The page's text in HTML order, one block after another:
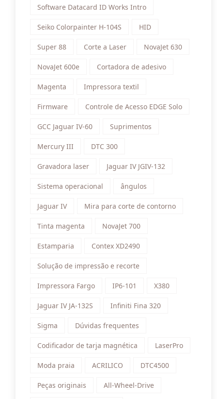
Software Datacard ID Works Intro
Seiko Colorpainter H-104S HID
Super 88 Corte a Laser NovaJet 630
NovaJet 600e Cortadora de adesivo
Magenta Impressora textil
Firmware Controle de Acesso EDGE Solo
GCC Jaguar IV-60 Suprimentos
Mercury III DTC 300
Gravadora laser Jaguar IV JGIV-132
Sistema operacional ângulos
Jaguar IV Mira para corte de contorno
Tinta magenta NovaJet 700
Estamparia Contex XD2490
Solução de impressão e recorte
Impressora Fargo IP6-101 X380
Jaguar IV JA-132S Infiniti Fina 320
Sigma Dúvidas frequentes
Codificador de tarja magnética LaserPro
Moda praia ACRILICO DTC4500
Peças originais All-Wheel-Drive